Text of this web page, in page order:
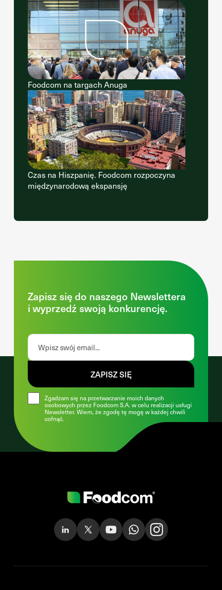
Foodcom na targach Anuga
Czas na Hiszpanię. Foodcom rozpoczyna
międzynarodową ekspansję
Zapisz się do naszego Newslettera
i wyprzedź swoją konkurencję.
Zgadzam się na przetwarzanie moich danych
osobowych przez Foodcom S.A. w celu realizacji usługi
Newsletter. Wiem, że zgodę tę mogę w każdej chwili
cofnąć.
ZAPISZ SIĘ